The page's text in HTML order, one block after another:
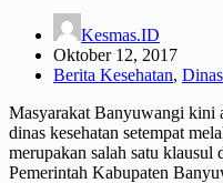
Kesmas.ID
Oktober 12, 2017
Berita Kesehatan,
Masyarakat Banyuwangi kini
dinas kesehatan setempat
merupakan salah satu klausul
Pemerintah Kabupaten